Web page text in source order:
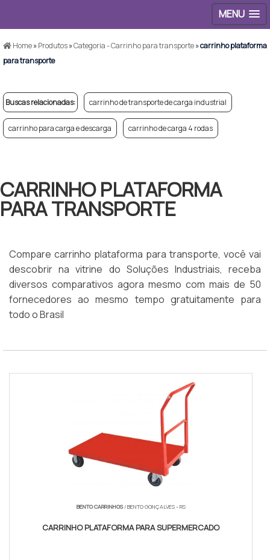
MENU
Home»Produtos»Categoria - Carrinho para transporte»carrinho plataforma
para transporte
Buscas relacionadas: carrinho de transporte de carga industrial
carrinho para carga e descarga carrinho de carga 4 rodas
CARRINHO PLATAFORMA
PARA TRANSPORTE
Compare carrinho plataforma para transporte, você vai
descobrir na vitrine do Soluções Industriais, receba
diversos comparativos agora mesmo com mais de 50
fornecedores ao mesmo tempo gratuitamente para
todo o Brasil
BENTO CARRINHOS/ BENTO GONÇALVES - RS
CARRINHO PLATAFORMA PARA SUPERMERCADO